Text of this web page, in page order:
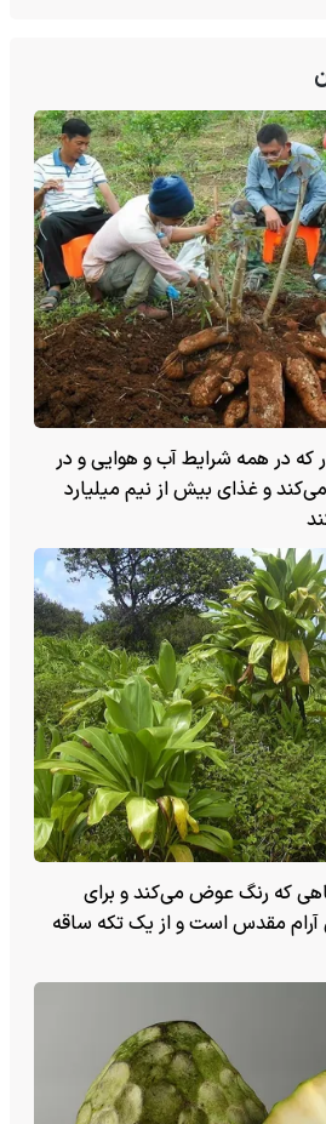
که در همه شرایط آب و هوایی و در
و غذای بیش از نیم میلیارد
که رنگ عوض می‌کند و برای
آرام مقدس است و از یک تکه ساقه